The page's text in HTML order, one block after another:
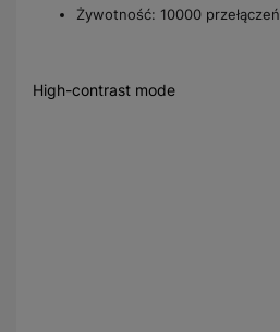
Żywotność: 10000 przełączeń
High-contrast mode